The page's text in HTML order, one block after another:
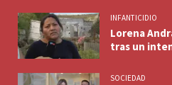
INFANTICIDIO
Lorena
tras un
SOCIEDAD